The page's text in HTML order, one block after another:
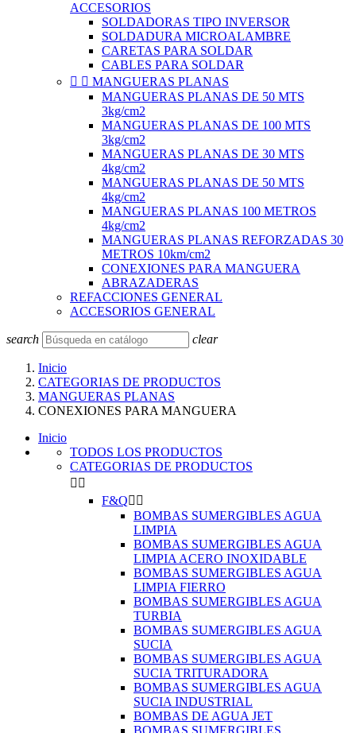
ACCESORIOS
SOLDADORAS TIPO INVERSOR
SOLDADURA MICROALAMBRE
CARETAS PARA SOLDAR
CABLES PARA SOLDAR
  MANGUERAS PLANAS
MANGUERAS PLANAS DE 50 MTS
3kg/cm2
MANGUERAS PLANAS DE 100 MTS
3kg/cm2
MANGUERAS PLANAS DE 30 MTS
4kg/cm2
MANGUERAS PLANAS DE 50 MTS
4kg/cm2
MANGUERAS PLANAS 100 METROS
4kg/cm2
MANGUERAS PLANAS REFORZADAS 30
METROS 10km/cm2
CONEXIONES PARA MANGUERA
ABRAZADERAS
REFACCIONES GENERAL
ACCESORIOS GENERAL
search clear
Inicio
CATEGORIAS DE PRODUCTOS
MANGUERAS PLANAS
CONEXIONES PARA MANGUERA
Inicio
TODOS LOS PRODUCTOS
CATEGORIAS DE PRODUCTOS
 
F&Q 
BOMBAS SUMERGIBLES AGUA
LIMPIA
BOMBAS SUMERGIBLES AGUA
LIMPIA ACERO INOXIDABLE
BOMBAS SUMERGIBLES AGUA
LIMPIA FIERRO
BOMBAS SUMERGIBLES AGUA
TURBIA
BOMBAS SUMERGIBLES AGUA
SUCIA
BOMBAS SUMERGIBLES AGUA
SUCIA TRITURADORA
BOMBAS SUMERGIBLES AGUA
SUCIA INDUSTRIAL
BOMBAS DE AGUA JET
BOMBAS SUMERGIBLES